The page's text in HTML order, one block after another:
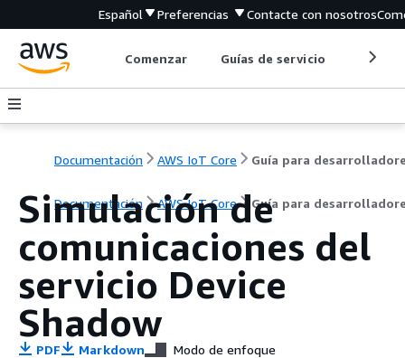
Español Preferencias Contacte con nosotros
Comenzar Guías de servicio
Documentación AWS IoT Core Guía para
Documentación AWS IoT Core Guía para
Simulación de
comunicaciones del
servicio Device
Shadow
PDF Markdown Modo de enfoque